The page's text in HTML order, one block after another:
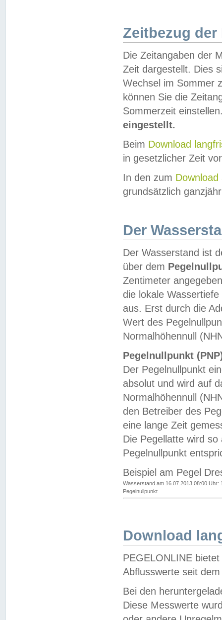
Zeitbezug der
Die Zeitangaben der
Zeit dargestellt. Dies
Wechsel im Sommer
können Sie die
Sommerzeit
eingestellt.
Beim Download
in gesetzlicher Zeit
In den zum Download
grundsätzlich
Der
Der Wasserstand ist
über dem
Zentimeter
die lokale
aus. Erst durch die
Wert des
Normalhöhennull
Pegelnullpunkt
Der Pegelnullpunkt
absolut und wird auf
Normalhöhennull
den Betreiber des
eine lange Zeit
Die Pegellatte wird
Pegelnullpunkt
Beispiel am Pegel
Wasserstand am 16.07.2013 08:00 Uhr:
Pegelnullpunkt
Download
PEGELONLINE
Abflusswerte seit
Bei den
Diese Messwerte